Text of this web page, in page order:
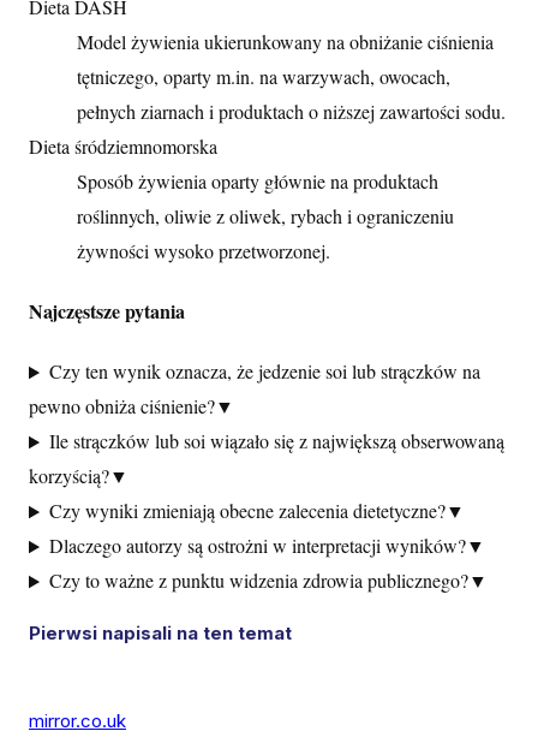
Dieta DASH
Model żywienia ukierunkowany na obniżanie ciśnienia
tętniczego, oparty m.in. na warzywach, owocach,
pełnych ziarnach i produktach o niższej zawartości sodu.
Dieta śródziemnomorska
Sposób żywienia oparty głównie na produktach
roślinnych, oliwie z oliwek, rybach i ograniczeniu
żywności wysoko przetworzonej.
Najczęstsze pytania
Czy ten wynik oznacza, że jedzenie soi lub strączków na
pewno obniża ciśnienie?▼
Ile strączków lub soi wiązało się z największą obserwowaną
korzyścią?▼
Czy wyniki zmieniają obecne zalecenia dietetyczne?▼
Dlaczego autorzy są ostrożni w interpretacji wyników?▼
Czy to ważne z punktu widzenia zdrowia publicznego?▼
Pierwsi napisali na ten temat
mirror.co.uk